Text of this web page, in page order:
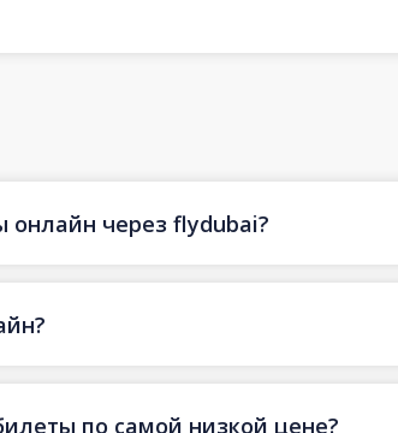
онлайн через flydubai?
по самой низкой цене?